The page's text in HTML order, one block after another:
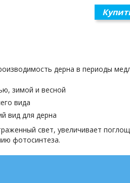
дерна в периоды
зимой и весной
вида
вид для дерна
свет, увеличивает
фотосинтеза.